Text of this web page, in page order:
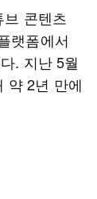
콘텐츠
랫폼에서
. 지난 5월
약 2년 만에